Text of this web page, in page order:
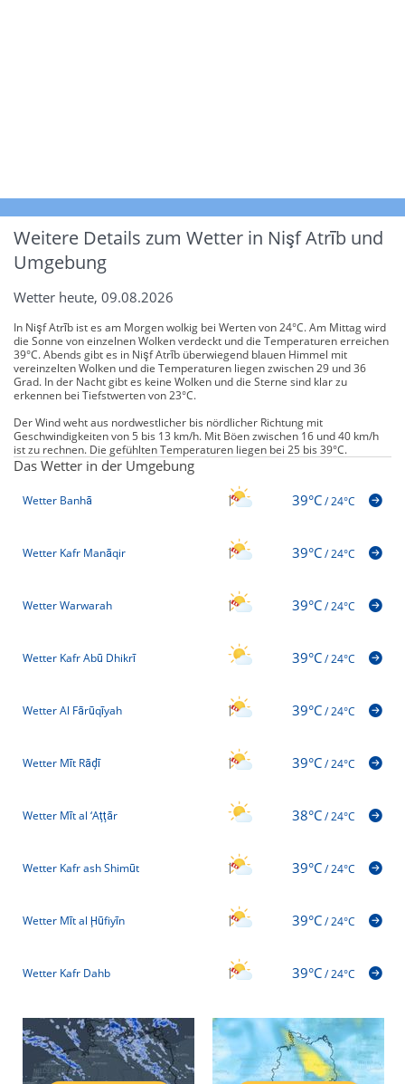
Weitere Details zum Wetter in Nişf Atrīb und
Umgebung
Wetter heute, 09.08.2026
In Nişf Atrīb ist es am Morgen wolkig bei Werten von 24°C. Am Mittag wird
die Sonne von einzelnen Wolken verdeckt und die Temperaturen erreichen
39°C. Abends gibt es in Nişf Atrīb überwiegend blauen Himmel mit
vereinzelten Wolken und die Temperaturen liegen zwischen 29 und 36
Grad. In der Nacht gibt es keine Wolken und die Sterne sind klar zu
erkennen bei Tiefstwerten von 23°C.
Der Wind weht aus nordwestlicher bis nördlicher Richtung mit
Geschwindigkeiten von 5 bis 13 km/h. Mit Böen zwischen 16 und 40 km/h
ist zu rechnen. Die gefühlten Temperaturen liegen bei 25 bis 39°C.
Das Wetter in der Umgebung
Wetter Banhā 39°C/24°C
Wetter Kafr Manāqir 39°C/24°C
Wetter Warwarah 39°C/24°C
Wetter Kafr Abū Dhikrī 39°C/24°C
Wetter Al Fārūqīyah 39°C/24°C
Wetter Mīt Rāḑī 39°C/24°C
Wetter Mīt al ‘Aţţār 38°C/24°C
Wetter Kafr ash Shimūt 39°C/24°C
Wetter Mīt al Ḩūfiyīn 39°C/24°C
Wetter Kafr Dahb 39°C/24°C